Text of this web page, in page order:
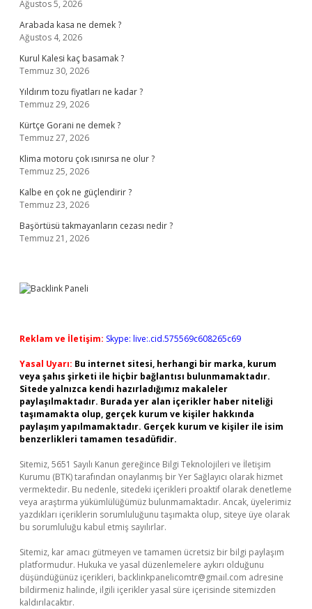
Ağustos 5, 2026
Arabada kasa ne demek ?
Ağustos 4, 2026
Kurul Kalesi kaç basamak ?
Temmuz 30, 2026
Yıldırım tozu fiyatları ne kadar ?
Temmuz 29, 2026
Kürtçe Gorani ne demek ?
Temmuz 27, 2026
Klima motoru çok ısınırsa ne olur ?
Temmuz 25, 2026
Kalbe en çok ne güçlendirir ?
Temmuz 23, 2026
Başörtüsü takmayanların cezası nedir ?
Temmuz 21, 2026
Reklam ve İletişim: Skype: live:.cid.575569c608265c69
Yasal Uyarı: Bu internet sitesi, herhangi bir marka, kurum
veya şahıs şirketi ile hiçbir bağlantısı bulunmamaktadır.
Sitede yalnızca kendi hazırladığımız makaleler
paylaşılmaktadır. Burada yer alan içerikler haber niteliği
taşımamakta olup, gerçek kurum ve kişiler hakkında
paylaşım yapılmamaktadır. Gerçek kurum ve kişiler ile isim
benzerlikleri tamamen tesadüfidir.
Sitemiz, 5651 Sayılı Kanun gereğince Bilgi Teknolojileri ve İletişim
Kurumu (BTK) tarafından onaylanmış bir Yer Sağlayıcı olarak hizmet
vermektedir. Bu nedenle, sitedeki içerikleri proaktif olarak denetleme
veya araştırma yükümlülüğümüz bulunmamaktadır. Ancak, üyelerimiz
yazdıkları içeriklerin sorumluluğunu taşımakta olup, siteye üye olarak
bu sorumluluğu kabul etmiş sayılırlar.
Sitemiz, kar amacı gütmeyen ve tamamen ücretsiz bir bilgi paylaşım
platformudur. Hukuka ve yasal düzenlemelere aykırı olduğunu
düşündüğünüz içerikleri, backlinkpanelicomtr@gmail.com adresine
bildirmeniz halinde, ilgili içerikler yasal süre içerisinde sitemizden
kaldırılacaktır.